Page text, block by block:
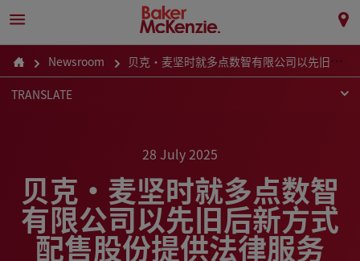
Newsroom 贝克·麦坚时就多点数智有限公司以先旧后新方式配售股份提供法律服务
TRANSLATE
28 July 2025
贝克·麦坚时就多点数智
有限公司以先旧后新方式
配售股份提供法律服务